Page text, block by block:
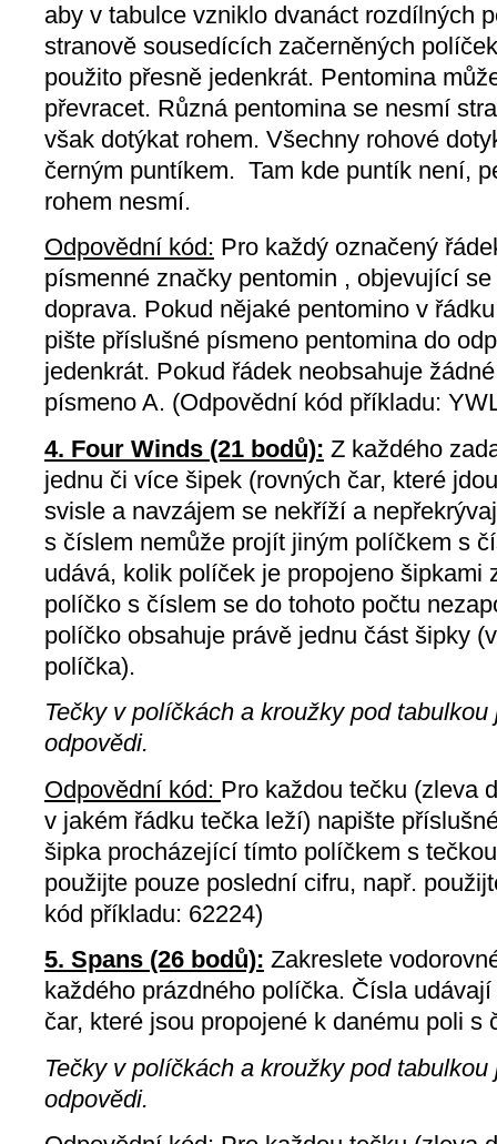
aby v tabulce vzniklo dvanáct rozdílných
stranově sousedících začerněných
použito přesně jedenkrát. Pentomina
převracet. Různá pentomina se nesmí
však dotýkat rohem. Všechny rohové
černým puntíkem. Tam kde puntík není,
rohem nesmí.
Odpovědní kód: Pro každý označený
písmenné značky pentomin , objevující
doprava. Pokud nějaké pentomino v
pište příslušné písmeno pentomina do
jedenkrát. Pokud řádek neobsahuje
písmeno A. (Odpovědní kód příkladu:
4. Four Winds (21 bodů): Z každého
jednu či více šipek (rovných čar, které
svisle a navzájem se nekříží a
s číslem nemůže projít jiným políčkem s
udává, kolik políček je propojeno šipkami
políčko s číslem se do tohoto počtu
políčko obsahuje právě jednu část šipky
políčka).
Tečky v políčkách a kroužky pod
odpovědi.
Odpovědní kód: Pro každou tečku (zleva
v jakém řádku tečka leží) napište
šipka procházející tímto políčkem s
použijte pouze poslední cifru, např.
kód příkladu: 62224)
5. Spans (26 bodů): Zakreslete
každého prázdného políčka. Čísla
čar, které jsou propojené k danému poli s
Tečky v políčkách a kroužky pod
odpovědi.